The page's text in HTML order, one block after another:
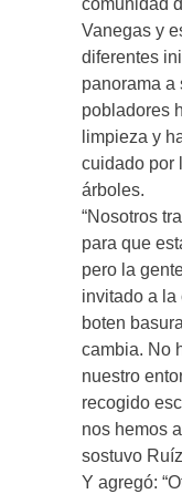
comunidad
Vanegas y
diferentes
panorama a
pobladores
limpieza y
cuidado por
árboles.
“Nosotros
para que
pero la
invitado a la
boten
cambia. No
nuestro
recogido
nos hemos
sostuvo
Y agregó: